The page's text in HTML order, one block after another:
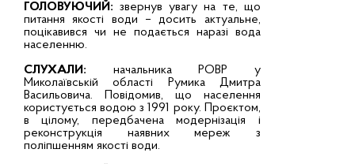
ГОЛОВУЮЧИЙ:звернув увагу на те, що
питання якості води – досить актуальне,
поцікавився чи не подається наразі вода
населенню.
СЛУХАЛИ: начальника РОВР у
Миколаївській області Румика Дмитра
Васильовича. Повідомив, що населення
користується водою з 1991 року. Проєктом,
в цілому, передбачена модернізація і
реконструкція наявних мереж з
поліпшенням якості води.